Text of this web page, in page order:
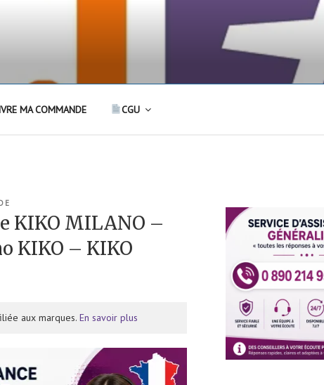
MA COMMANDE CGU
KIKO MILANO –
KIKO – KIKO
aux marques. En savoir plus